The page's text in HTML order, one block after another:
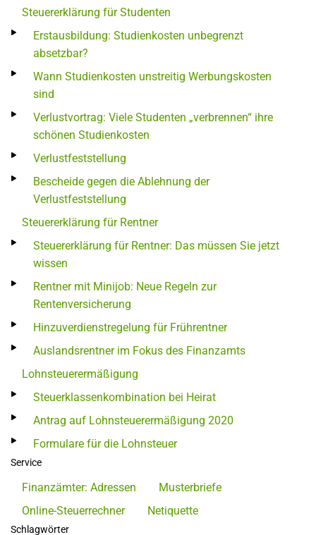
Steuererklärung für Studenten
Erstausbildung: Studienkosten unbegrenzt
absetzbar?
Wann Studienkosten unstreitig Werbungskosten
sind
Verlustvortrag: Viele Studenten „verbrennen“ ihre
schönen Studienkosten
Verlustfeststellung
Bescheide gegen die Ablehnung der
Verlustfeststellung
Steuererklärung für Rentner
Steuererklärung für Rentner: Das müssen Sie jetzt
wissen
Rentner mit Minijob: Neue Regeln zur
Rentenversicherung
Hinzuverdienstregelung für Frührentner
Auslandsrentner im Fokus des Finanzamts
Lohnsteuerermäßigung
Steuerklassenkombination bei Heirat
Antrag auf Lohnsteuerermäßigung 2020
Formulare für die Lohnsteuer
Service
Finanzämter: Adressen
Musterbriefe
Online-Steuerrechner
Netiquette
Schlagwörter